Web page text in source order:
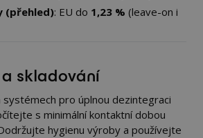
(přehled): EU do 1,23 % (leave-on i
skladování
systémech pro úplnou dezintegraci
s minimální kontaktní dobou
hygienu výroby a používejte